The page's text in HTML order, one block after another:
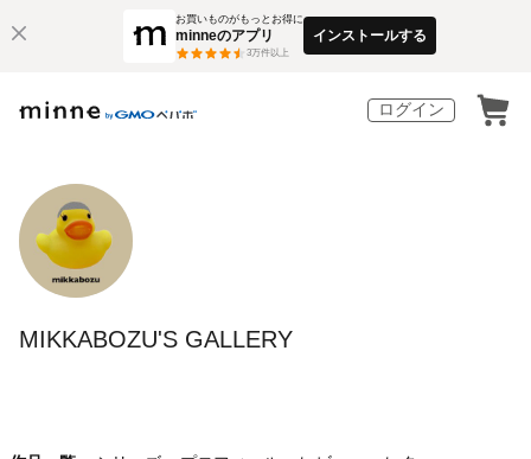
お買いものがもっとお得に
minneのアプリ
3万件以上
インストールする
ログイン
MIKKABOZU'S GALLERY